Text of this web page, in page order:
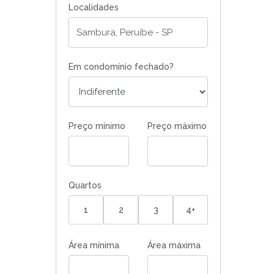
Localidades
Em condomínio fechado?
Preço mínimo Preço máximo
Quartos
1 2 3 4+
Área mínima Área máxima